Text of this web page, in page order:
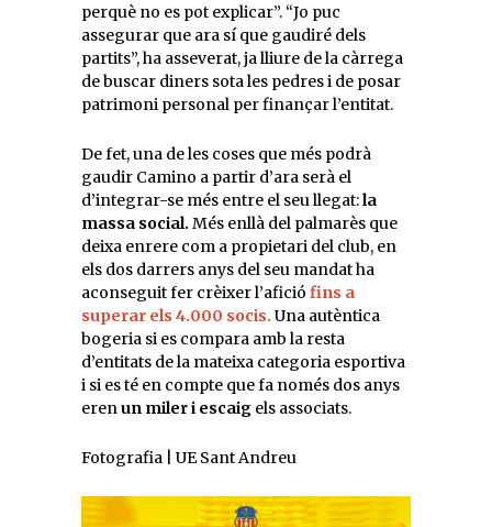
perquè no es pot explicar”. “Jo puc
assegurar que ara sí que gaudiré dels
partits”, ha asseverat, ja lliure de la càrrega
de buscar diners sota les pedres i de posar
patrimoni personal per finançar l’entitat.
De fet, una de les coses que més podrà
gaudir Camino a partir d’ara serà el
d’integrar-se més entre el seu llegat:la
massa social. Més enllà del palmarès que
deixa enrere com a propietari del club, en
els dos darrers anys del seu mandat ha
aconseguit fer crèixer l’afició fins a
superar els 4.000 socis. Una autèntica
bogeria si es compara amb la resta
d’entitats de la mateixa categoria esportiva
i si es té en compte que fa només dos anys
erenun miler i escaig els associats.
Fotografia | UE Sant Andreu